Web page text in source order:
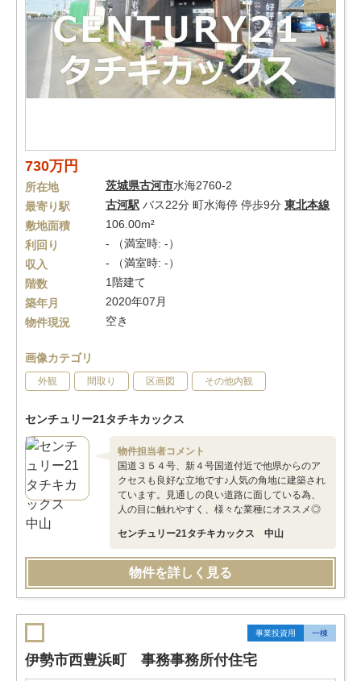
730万円
所在地 茨城県古河市水海2760-2
最寄り駅
古河駅 バス22分 町水海停 停歩9分 東北本線
敷地面積
106.00m²
利回り
- （満室時: -）
収入
- （満室時: -）
階数
1階建て
築年月
2020年07月
物件現況
空き
画像カテゴリ
外観 間取り 区画図 その他内観
センチュリー21タチキカックス
物件担当者コメント
国道３５４号、新４号国道付近で他県からのア
クセスも良好な立地です♪人気の角地に建築され
ています。見通しの良い道路に面している為、
人の目に触れやすく、様々な業種にオススメ◎
センチュリー21タチキカックス 中山
物件を詳しく見る
事業投資用 一棟
伊勢市西豊浜町 事務事務所付住宅